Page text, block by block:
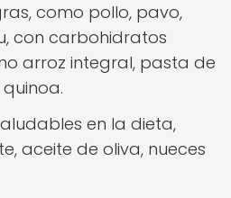
como pollo, pavo,
con carbohidratos
arroz integral, pasta de
en la dieta,
aceite de oliva, nueces